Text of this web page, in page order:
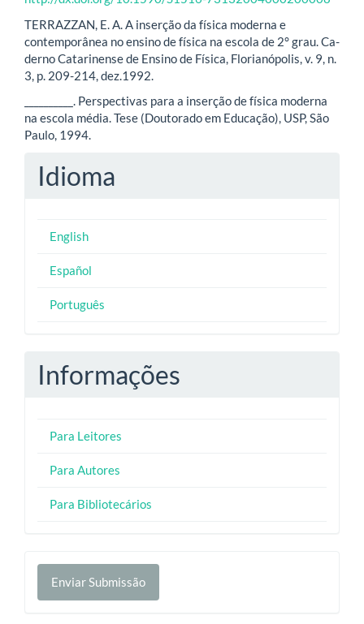
TERRAZZAN, E. A. A inserção da física moderna e
contemporânea no ensino de física na escola de 2° grau. Ca-
derno Catarinense de Ensino de Física, Florianópolis, v. 9, n.
3, p. 209-214, dez.1992.
__________. Perspectivas para a inserção de física moderna
na escola média. Tese (Doutorado em Educação), USP, São
Paulo, 1994.
Idioma
English
Español
Português
Informações
Para Leitores
Para Autores
Para Bibliotecários
Enviar
Submissão
Enviar Submissão